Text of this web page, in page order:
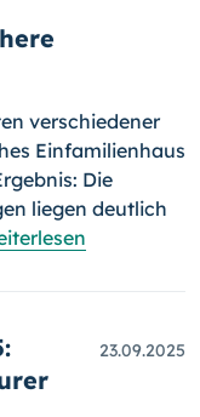
verschiedener
Einfamilienhaus
Die
liegen deutlich
23.09.2025